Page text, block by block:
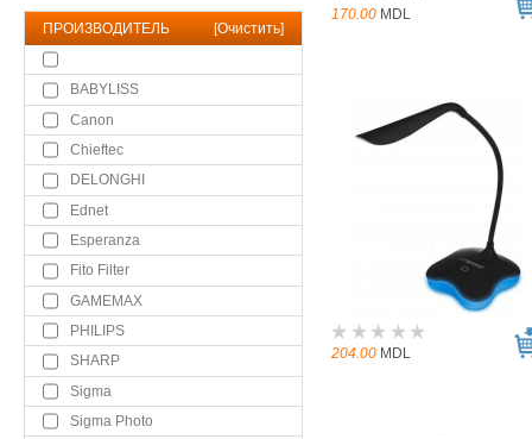
ПРОИЗВОДИТЕЛЬ [Очистить]
BABYLISS
Canon
Chieftec
DELONGHI
Ednet
Esperanza
Fito Filter
GAMEMAX
PHILIPS
SHARP
Sigma
Sigma Photo
170.00 MDL
204.00 MDL